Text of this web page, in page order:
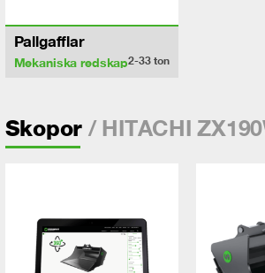
Pallgafflar
Mekaniska redskap2-33ton
Skopor / HITACHI